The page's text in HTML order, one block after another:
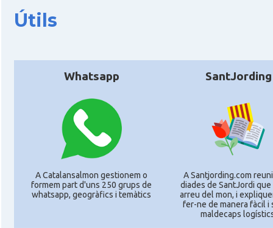
Útils
Whatsapp
A Catalansalmon gestionem o
formem part d'uns 250 grups de
whatsapp, geogràfics i temàtics
SantJording
A Santjording.com
diades de SantJordi que
arreu del mon, i
fer-ne de manera fàcil i
maldecaps